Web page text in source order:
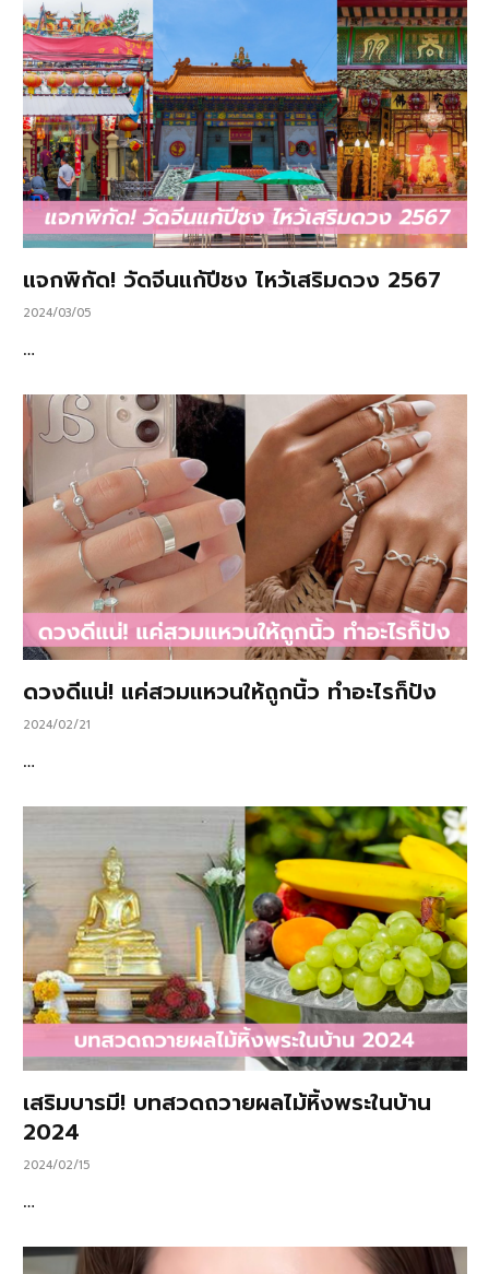
แจกพิกัด! วัดจีนแก้ปีชง ไหว้เสริมดวง 2567
2024/03/05
…
ดวงดีแน่! แค่สวมแหวนให้ถูกนิ้ว ทำอะไรก็ปัง
2024/02/21
…
เสริมบารมี! บทสวดถวายผลไม้หิ้งพระในบ้าน
2024
2024/02/15
…